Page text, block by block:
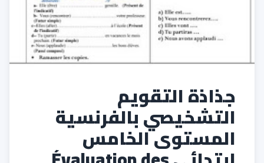
جذاذة التقويم
التشخيصي بالفرنسية
المستوى الخامس